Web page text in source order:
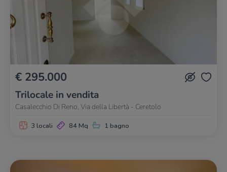
€ 295.000
Trilocale in vendita
Casalecchio Di Reno, Via della Libertà - Ceretolo
3 locali 84 Mq 1 bagno